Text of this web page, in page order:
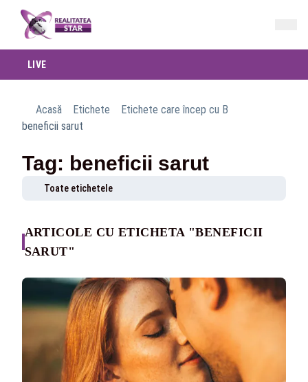
LIVE
Acasă Etichete
Etichete care încep cu B
beneficii sarut
Tag: beneficii sarut
Toate etichetele
ARTICOLE CU ETICHETA "BENEFICII
SARUT"